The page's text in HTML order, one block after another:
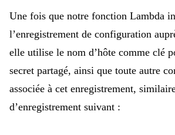
Une fois que notre fonction Lambda
l’enregistrement de configuration
elle utilise le nom d’hôte comme clé
secret partagé, ainsi que toute autre
associée à cet enregistrement,
d’enregistrement suivant :